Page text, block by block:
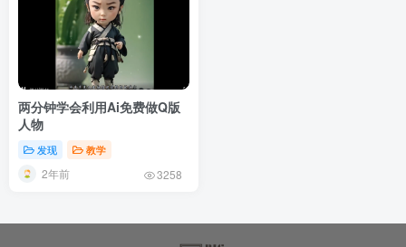
两分钟学会利用Ai免费做Q版
人物
发现 教学
2年前 3258